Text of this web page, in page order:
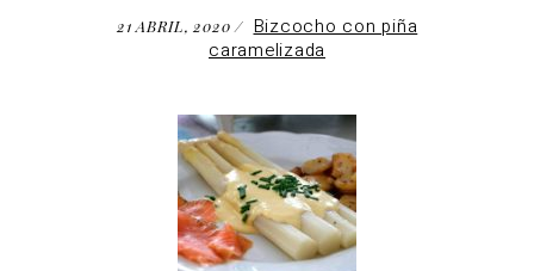
21 ABRIL, 2020
Bizcocho con piña
caramelizada